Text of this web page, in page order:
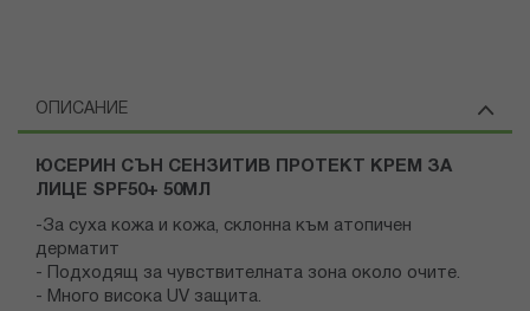
ОПИСАНИЕ
ЮСЕРИН СЪН СЕНЗИТИВ ПРОТЕКТ КРЕМ ЗА
ЛИЦЕ SPF50+ 50МЛ
-За суха кожа и кожа, склонна към атопичен
дерматит
- Подходящ за чувствителната зона около очите.
- Много висока UV защита.